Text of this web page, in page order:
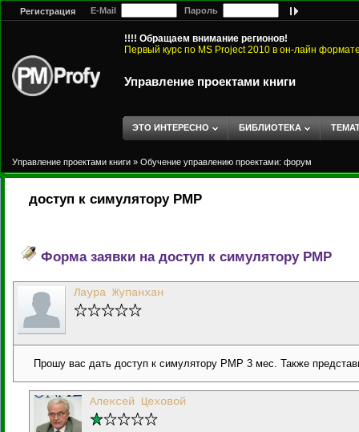
Регистрация E-Mail Пароль
!!!! Обращаем внимание регионов!
Первый курс по MS Project 2010 в он-лайн
Управление проектами книги
ЭТО ИНТЕРЕСНО БИБЛИОТЕКА
Управление проектами книги » Обучение управлению проектами: форум
доступ к симулятору PMP
Форма заявки на доступ к симулятору PMP
Лаура Жупанхан
Прошу вас дать доступ к симулятору PMP 3 мес. Также
Алексей Цеховой